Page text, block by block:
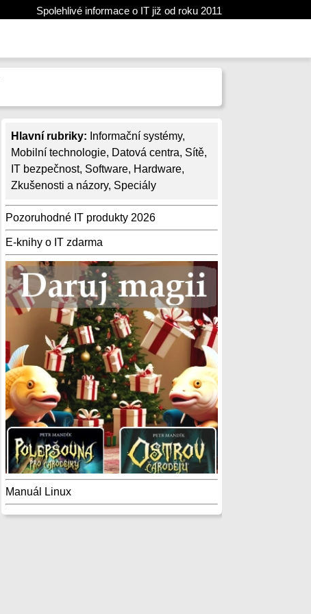
Spolehlivé informace o IT již od roku 2011
Hlavní rubriky: Informační systémy,
Mobilní technologie, Datová centra, Sítě,
IT bezpečnost, Software, Hardware,
Zkušenosti a názory, Speciály
Pozoruhodné IT produkty 2026
E-knihy o IT zdarma
Manuál Linux